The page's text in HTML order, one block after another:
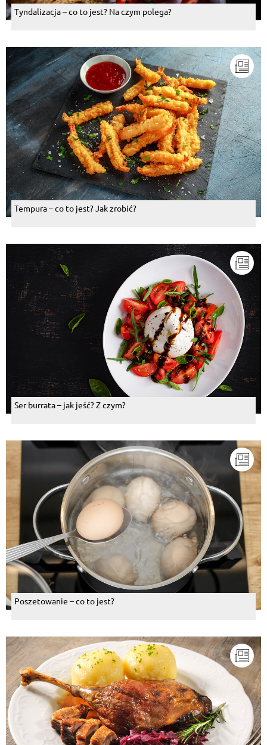
Tyndalizacja – co to jest? Na czym polega?
Tempura – co to jest? Jak zrobić?
Ser burrata – jak jeść? Z czym?
Poszetowanie – co to jest?